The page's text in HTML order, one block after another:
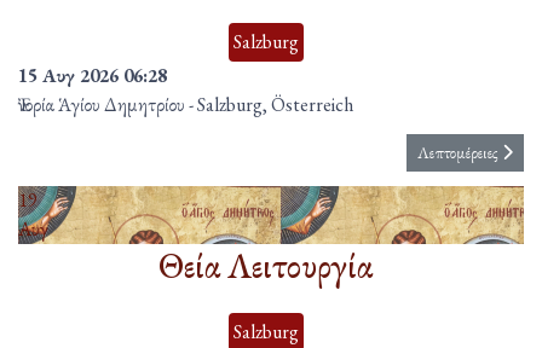
Salzburg
15 Αυγ 2026 06:28
Ἐνορία Ἁγίου Δημητρίου-Salzburg, Österreich
Λεπτομέρειες
19
Αυγ
Θεία Λειτουργία
Salzburg